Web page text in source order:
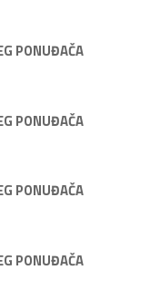
PONUĐAČA
PONUĐAČA
PONUĐAČA
PONUĐAČA